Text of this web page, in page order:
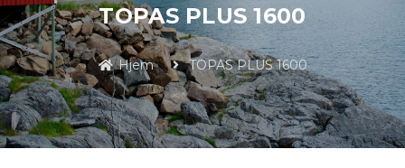
TOPAS PLUS 1600
Hjem TOPAS PLUS 1600